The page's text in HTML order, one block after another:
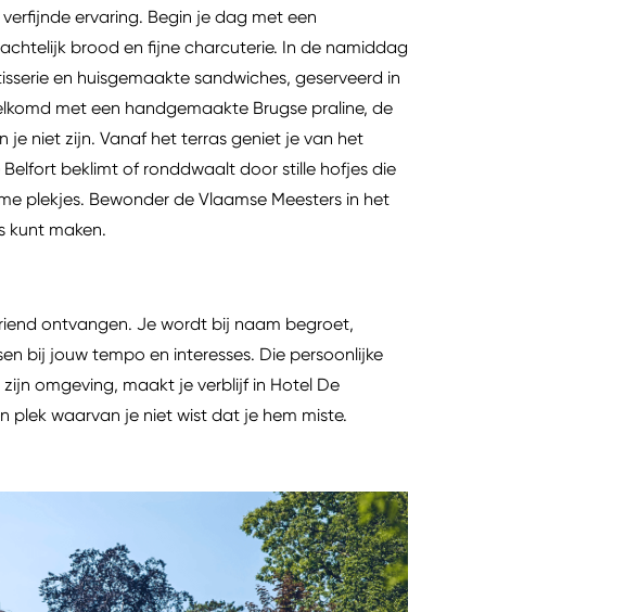
ervaring. Begin je dag met een
brood en fijne charcuterie. In de namiddag
en huisgemaakte sandwiches, geserveerd in
met een handgemaakte Brugse praline, de
je niet zijn. Vanaf het terras geniet je van het
beklimt of ronddwaalt door stille hofjes die
plekjes. Bewonder de Vlaamse Meesters in het
kunt maken.
ontvangen. Je wordt bij naam begroet,
bij jouw tempo en interesses. Die persoonlijke
omgeving, maakt je verblijf in Hotel De
plek waarvan je niet wist dat je hem miste.